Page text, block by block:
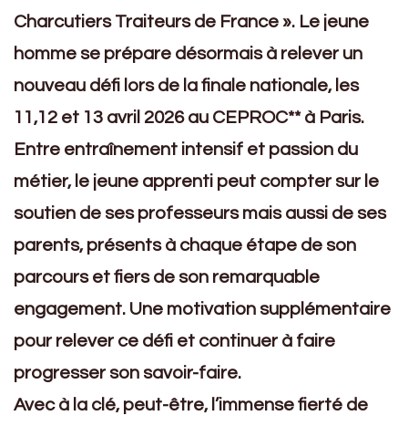
Charcutiers Traiteurs de France ». Le jeune
homme se prépare désormais à relever un
nouveau défi lors de la finale nationale, les
11,12 et 13 avril 2026 au CEPROC** à Paris.
Entre entraînement intensif et passion du
métier, le jeune apprenti peut compter sur le
soutien de ses professeurs mais aussi de ses
parents, présents à chaque étape de son
parcours et fiers de son remarquable
engagement. Une motivation supplémentaire
pour relever ce défi et continuer à faire
progresser son savoir-faire.
Avec à la clé, peut-être, l’immense fierté de